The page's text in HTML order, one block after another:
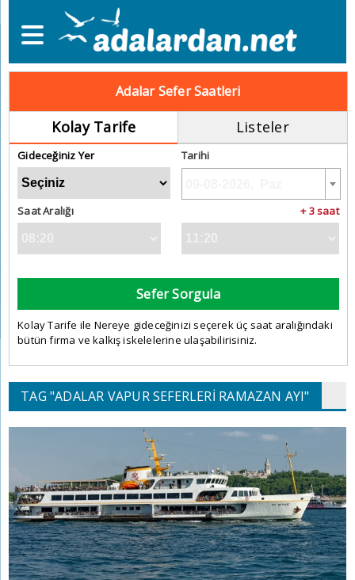
Adalar Sefer Saatleri
Kolay Tarife Listeler
Gideceğiniz Yer Tarihi
Saat Aralığı + 3 saat
Sefer Sorgula
Kolay Tarife ile Nereye gideceğinizi seçerek üç saat aralığındaki
bütün firma ve kalkış iskelelerine ulaşabilirisiniz.
TAG "ADALAR VAPUR SEFERLERI RAMAZAN AYI"